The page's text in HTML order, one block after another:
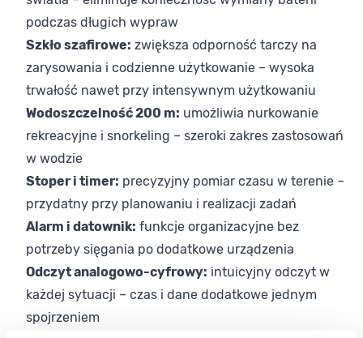
podczas długich wypraw
Szkło szafirowe: zwiększa odporność tarczy na
zarysowania i codzienne użytkowanie – wysoka
trwałość nawet przy intensywnym użytkowaniu
Wodoszczelność 200 m: umożliwia nurkowanie
rekreacyjne i snorkeling – szeroki zakres zastosowań
w wodzie
Stoper i timer: precyzyjny pomiar czasu w terenie –
przydatny przy planowaniu i realizacji zadań
Alarm i datownik: funkcje organizacyjne bez
potrzeby sięgania po dodatkowe urządzenia
Odczyt analogowo-cyfrowy: intuicyjny odczyt w
każdej sytuacji – czas i dane dodatkowe jednym
spojrzeniem